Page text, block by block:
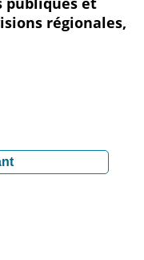
régionales,